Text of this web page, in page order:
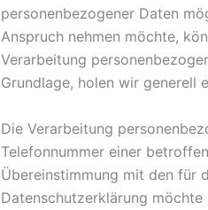
personenbezogener Daten
Anspruch nehmen möchte,
Verarbeitung
Grundlage, holen wir generell
Die Verarbeitung
Telefonnummer einer
Übereinstimmung mit den für
Datenschutzerklärung